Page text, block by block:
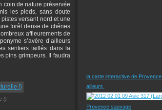
coin de nature préservée
les pieds, sans doute
versant nord et une
forêt dense de chênes
affleurements de
s’avère d’ailleurs
sentiers taillés dans la
pins grimpeurs. Il faudra
!)
la carte interactive de Provence
ailleurs
Provence sauvage